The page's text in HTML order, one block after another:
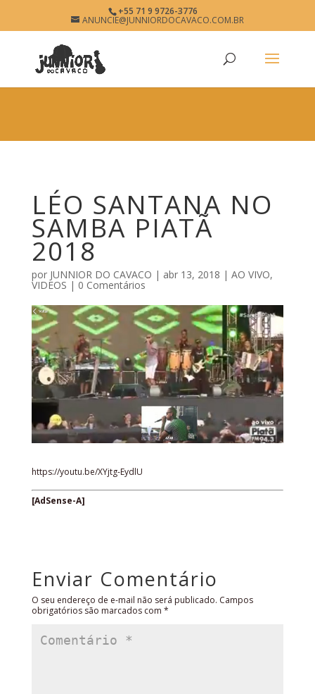
LÉO SANTANA NO SAMBA
PIATÃ 2018 • JUNNIOR DO
CAVACO • O SITE DO
PAGODÃO
www.junniordocavaco.com.br
+55 71 9 9726-3776
ANUNCIE@JUNNIORDOCAVACO.COM.BR
LÉO SANTANA NO
SAMBA PIATÃ
2018
por JUNNIOR DO CAVACO | abr 13, 2018 | AO VIVO,
VIDEOS | 0 Comentários
https://youtu.be/XYjtg-EydlU
[AdSense-A]
Enviar Comentário
O seu endereço de e-mail não será publicado. Campos
obrigatórios são marcados com *
× Free - In Google Play View